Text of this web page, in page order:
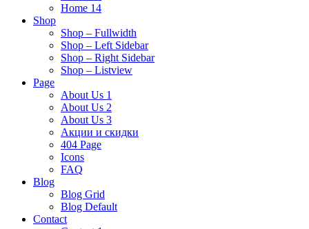
Home 14
Shop
Shop – Fullwidth
Shop – Left Sidebar
Shop – Right Sidebar
Shop – Listview
Page
About Us 1
About Us 2
About Us 3
Акции и скидки
404 Page
Icons
FAQ
Blog
Blog Grid
Blog Default
Contact